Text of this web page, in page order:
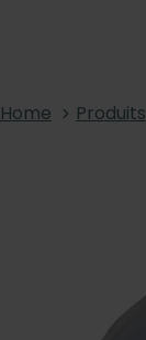
Home Produits